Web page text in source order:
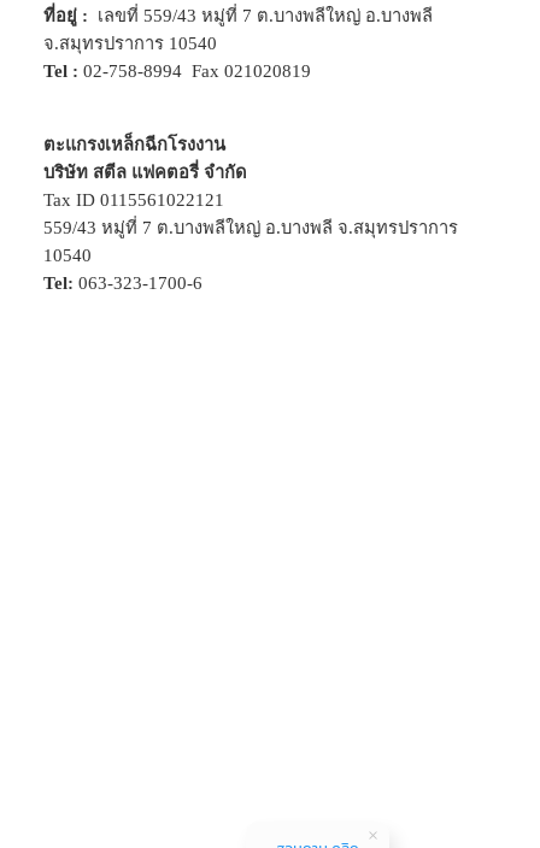
ที่อยู่ :
เลขที่ 559/43 หมู่ที่ 7 ต.บางพลีใหญ่ อ.บางพลี
จ.สมุทรปราการ 10540
Tel : 02-758-8994Fax 021020819
ตะแกรงเหล็กฉีกโรงงาน
บริษัท สตีล แฟคตอรี่ จำกัด
Tax ID 0115561022121
559/43 หมู่ที่ 7 ต.บางพลีใหญ่ อ.บางพลี จ.สมุทรปราการ
10540
Tel: 063-323-1700-6